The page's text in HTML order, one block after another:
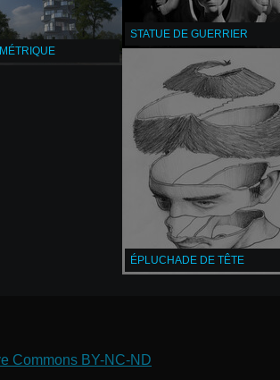
STATUE DE GUERRIER
ÉPLUCHADE DE TÊTE
Commons BY-NC-ND